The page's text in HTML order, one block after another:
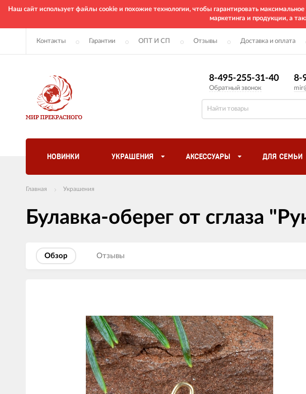
Наш сайт использует файлы cookie и похожие технологии, чтобы гарантировать
маркетинга и продукции, а
Контакты Гарантии ОПТ И СП Отзывы Доставка и оплата
8-495-255-31-40
Обратный звонок
8-
НОВИНКИ УКРАШЕНИЯ АКСЕССУАРЫ ДЛЯ СЕМЬИ
Главная Украшения
Булавка-оберег от сглаза
Обзор Отзывы